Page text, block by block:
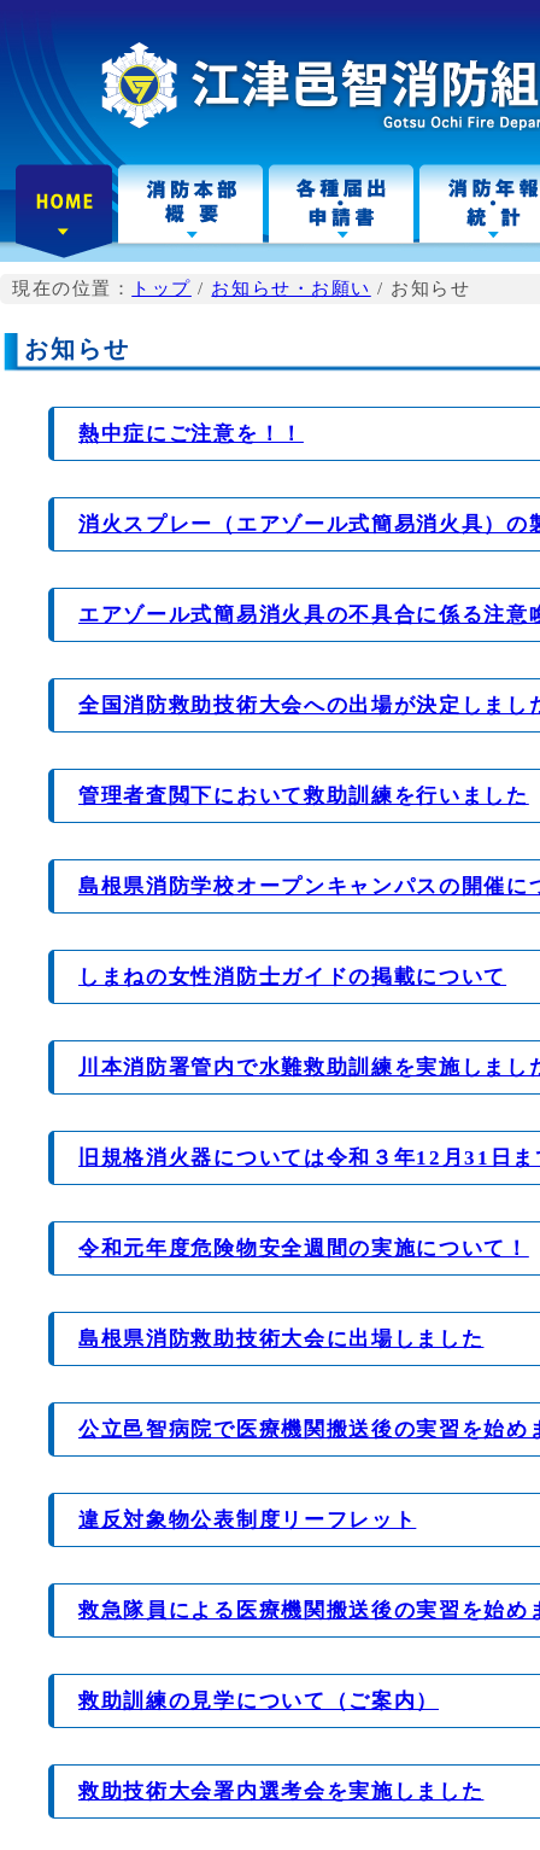
ー
現在の位置： トップ / お知らせ・お願い / お知らせ
お知らせ
熱中症にご注意を！！
消火スプレー（エアゾール式簡易消火具）の
エアゾール式簡易消火具の不具合に係る注意
全国消防救助技術大会への出場が決定しまし
管理者査閲下において救助訓練を行いました
島根県消防学校オープンキャンパスの開催に
しまねの女性消防士ガイドの掲載について
川本消防署管内で水難救助訓練を実施しまし
旧規格消火器については令和３年12月31日
令和元年度危険物安全週間の実施について！
島根県消防救助技術大会に出場しました
公立邑智病院で医療機関搬送後の実習を始め
違反対象物公表制度リーフレット
救急隊員による医療機関搬送後の実習を始め
救助訓練の見学について（ご案内）
救助技術大会署内選考会を実施しました